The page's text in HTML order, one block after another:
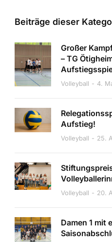
Beiträge dieser
Großer
– TG
Volleyball 4.
Aufstieg!
Volleyball 25.
Volleyball 20.
Damen 1 mit